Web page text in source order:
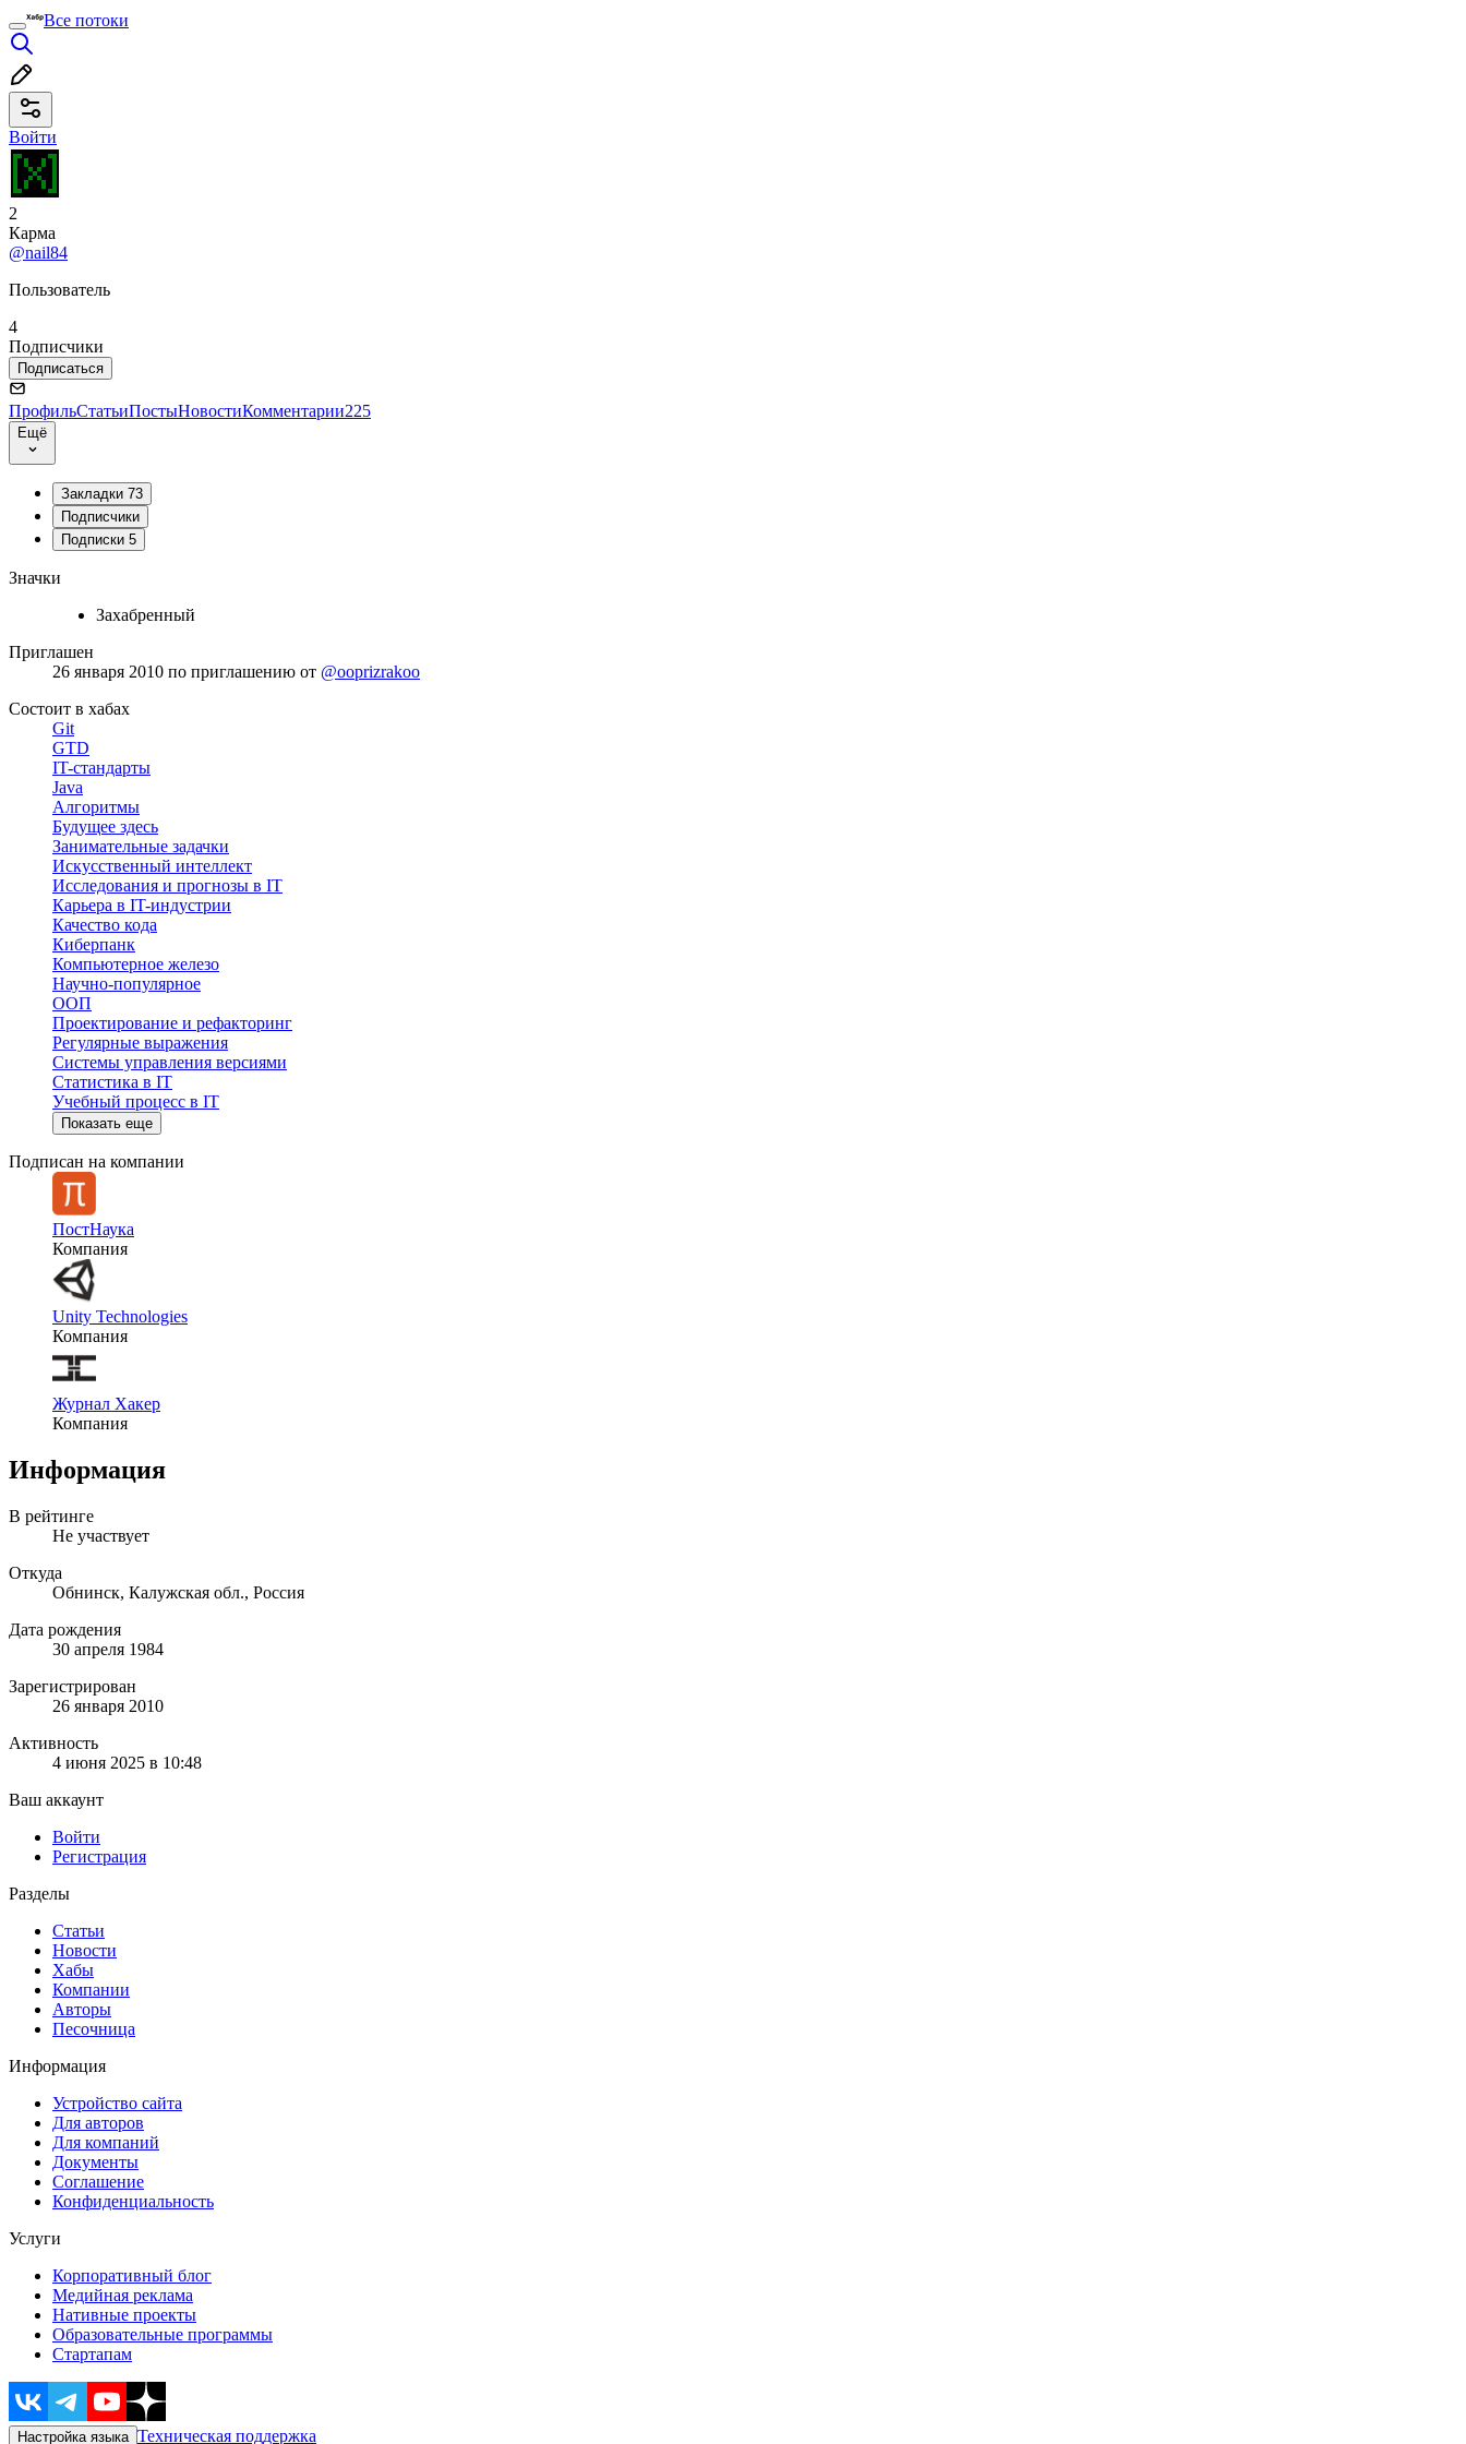
Все потоки
Войти
2
Карма
@nail84
Пользователь
4
Подписчики
Подписаться
ПрофильСтатьиПостыНовостиКомментарии225
Ещё
Закладки 73
Подписчики
Подписки 5
Значки
Захабренный
Приглашен
26 января 2010 по приглашению от @ooprizrakoo
Состоит в хабах
Git
GTD
IT-стандарты
Java
Алгоритмы
Будущее здесь
Занимательные задачки
Искусственный интеллект
Исследования и прогнозы в IT
Карьера в IT-индустрии
Качество кода
Киберпанк
Компьютерное железо
Научно-популярное
ООП
Проектирование и рефакторинг
Регулярные выражения
Системы управления версиями
Статистика в IT
Учебный процесс в IT
Показать еще
Подписан на компании
ПостНаука
Компания
Unity Technologies
Компания
Журнал Хакер
Компания
Информация
В рейтинге
Не участвует
Откуда
Обнинск, Калужская обл., Россия
Дата рождения
30 апреля 1984
Зарегистрирован
26 января 2010
Активность
4 июня 2025 в 10:48
Ваш аккаунт
Войти
Регистрация
Разделы
Статьи
Новости
Хабы
Компании
Авторы
Песочница
Информация
Устройство сайта
Для авторов
Для компаний
Документы
Соглашение
Конфиденциальность
Услуги
Корпоративный блог
Медийная реклама
Нативные проекты
Образовательные программы
Стартапам
Настройка языка Техническая поддержка